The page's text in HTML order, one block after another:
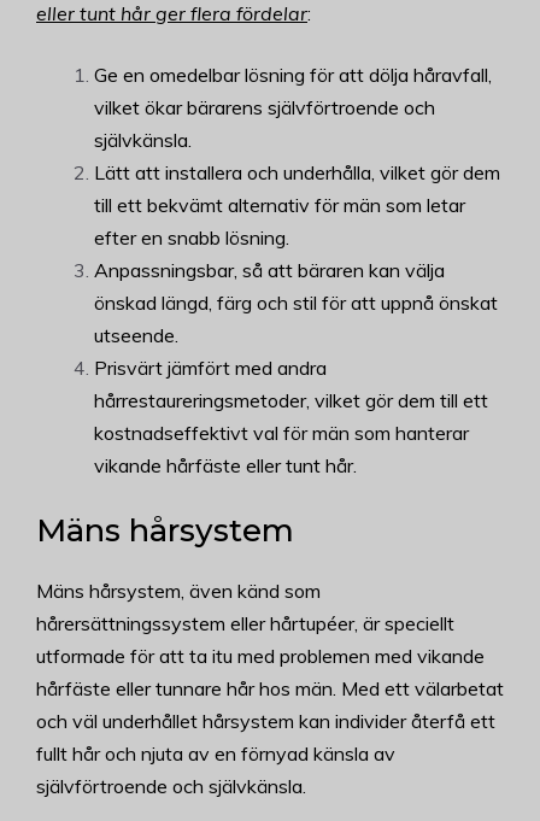
eller tunt hår ger flera fördelar:
Ge en omedelbar lösning för att dölja håravfall,
vilket ökar bärarens självförtroende och
självkänsla.
Lätt att installera och underhålla, vilket gör dem
till ett bekvämt alternativ för män som letar
efter en snabb lösning.
Anpassningsbar, så att bäraren kan välja
önskad längd, färg och stil för att uppnå önskat
utseende.
Prisvärt jämfört med andra
hårrestaureringsmetoder, vilket gör dem till ett
kostnadseffektivt val för män som hanterar
vikande hårfäste eller tunt hår.
Mäns hårsystem
Mäns hårsystem, även känd som
hårersättningssystem eller hårtupéer, är speciellt
utformade för att ta itu med problemen med vikande
hårfäste eller tunnare hår hos män. Med ett välarbetat
och väl underhållet hårsystem kan individer återfå ett
fullt hår och njuta av en förnyad känsla av
självförtroende och självkänsla.